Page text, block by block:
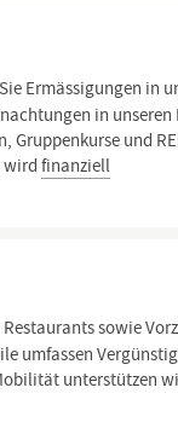
Ermässigungen in
in
Gruppenkurse und
wirdfinanziell
sowie
umfassen
unterstützen